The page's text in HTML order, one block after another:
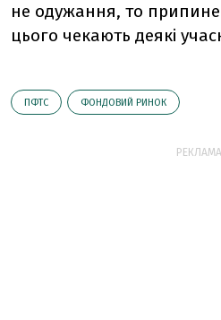
не одужання, то
цього чекають деякі
ПФТС ФОНДОВИЙ РИНОК